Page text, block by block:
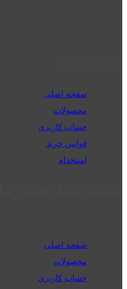
صفحه اصلی
محصولات
حساب کاربری
قوانین خرید
استخدام
صفحه اصلی
محصولات
حساب کاربری